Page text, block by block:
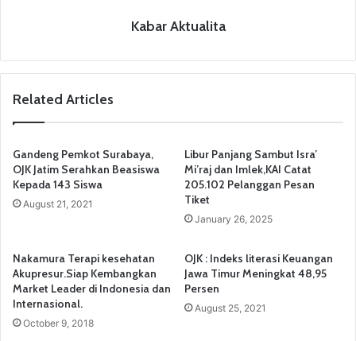
Kabar Aktualita
Related Articles
Gandeng Pemkot Surabaya,
OJK Jatim Serahkan Beasiswa
Kepada 143 Siswa
August 21, 2021
Libur Panjang Sambut Isra’
Mi’raj dan Imlek,KAI Catat
205.102 Pelanggan Pesan
Tiket
January 26, 2025
Nakamura Terapi kesehatan
Akupresur.Siap Kembangkan
Market Leader di Indonesia dan
Internasional.
October 9, 2018
OJK : Indeks literasi Keuangan
Jawa Timur Meningkat 48,95
Persen
August 25, 2021